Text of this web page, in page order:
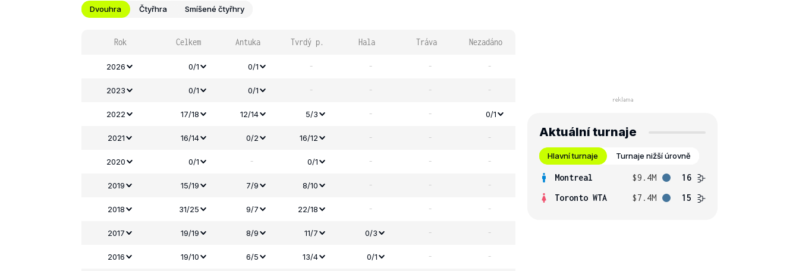
Dvouhra Čtyřhra Smíšené čtyřhry
Rok Celkem Antuka Tvrdý p. Hala Tráva Nezadáno
2026 0/1 0/1 - - - -
2023 0/1 0/1 - - - -
2022 17/18 12/14 5/3 - - 0/1
2021 16/14 0/2 16/12 - - -
2020 0/1 - 0/1 - - -
2019 15/19 7/9 8/10 - - -
2018 31/25 9/7 22/18 - - -
2017 19/19 8/9 11/7 0/3 - -
2016 19/10 6/5 13/4 0/1 - -
Aktuální turnaje
Hlavní turnaje Turnaje nižší úrovně
Montreal $9.4M
16
Toronto WTA
$7.4M 15